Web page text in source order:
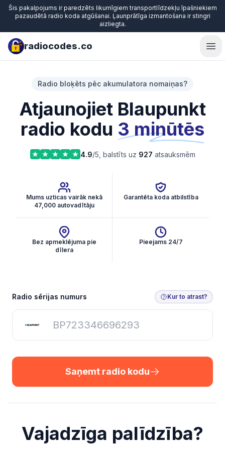
Šis pakalpojums ir paredzēts likumīgiem transportlīdzekļu īpašniekiem
pazaudētā radio koda atgūšanai. Ļaunprātīga izmantošana ir stingri
aizliegta.
radiocodes.co
Radio bloķēts pēc akumulatora nomaiņas?
Atjaunojiet Blaupunkt
radio kodu 3 minūtēs
4.9/5, balstīts uz 927 atsauksmēm
Mums uzticas vairāk nekā
47,000 autovadītāju
Garantēta koda atbilstība
Bez apmeklējuma pie
dīlera
Pieejams 24/7
Saņemt radio kodu
Radio sērijas numurs Kur to atrast?
Saņemt radio kodu
Vajadzīga palīdzība?